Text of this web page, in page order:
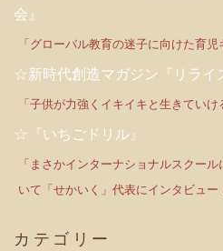
会』
「グローバル教育の迷子に向けた育
☆新時代創造マガジン『リライ
「子供が力強くイキイキと生きていけ
☆『いちごドリル』
「まさかインターナショナルスクー
いて「せかいく」代表にインタビュー
カテゴリー